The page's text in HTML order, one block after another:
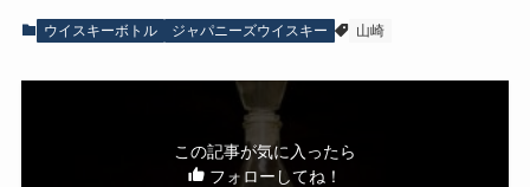
ウイスキーボトル ジャパニーズウイスキー 山崎
この記事が気に入ったら
フォローしてね！